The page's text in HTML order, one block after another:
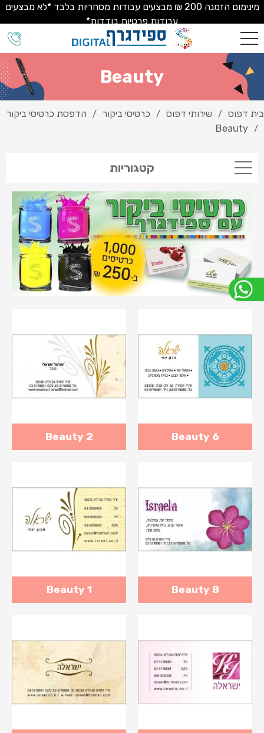
מינימום הזמנה 200 ₪ מבצעים עבודות מסחריות בלבד *לא מבצעים
עבודות פרטיות בודדות*
Beauty
בית דפוס / שירותי דפוס / כרטיסי ביקור / הדפסת כרטיסי ביקור
/
Beauty
קטגוריות
Beauty 6
Beauty 2
Beauty 8
Beauty 1